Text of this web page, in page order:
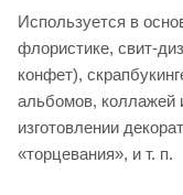
Используется в
флористике, свит-
конфет),
альбомов, коллажей
изготовлении
«торцевания», и т. п.